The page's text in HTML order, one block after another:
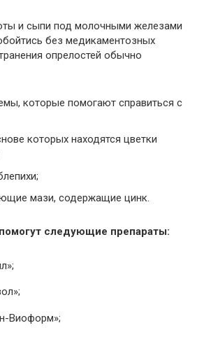
и сыпи под молочными железами
без медикаментозных
опрелостей обычно
которые помогают справиться с
которых находятся цветки
мази, содержащие цинк.
следующие препараты:
Виоформ»;